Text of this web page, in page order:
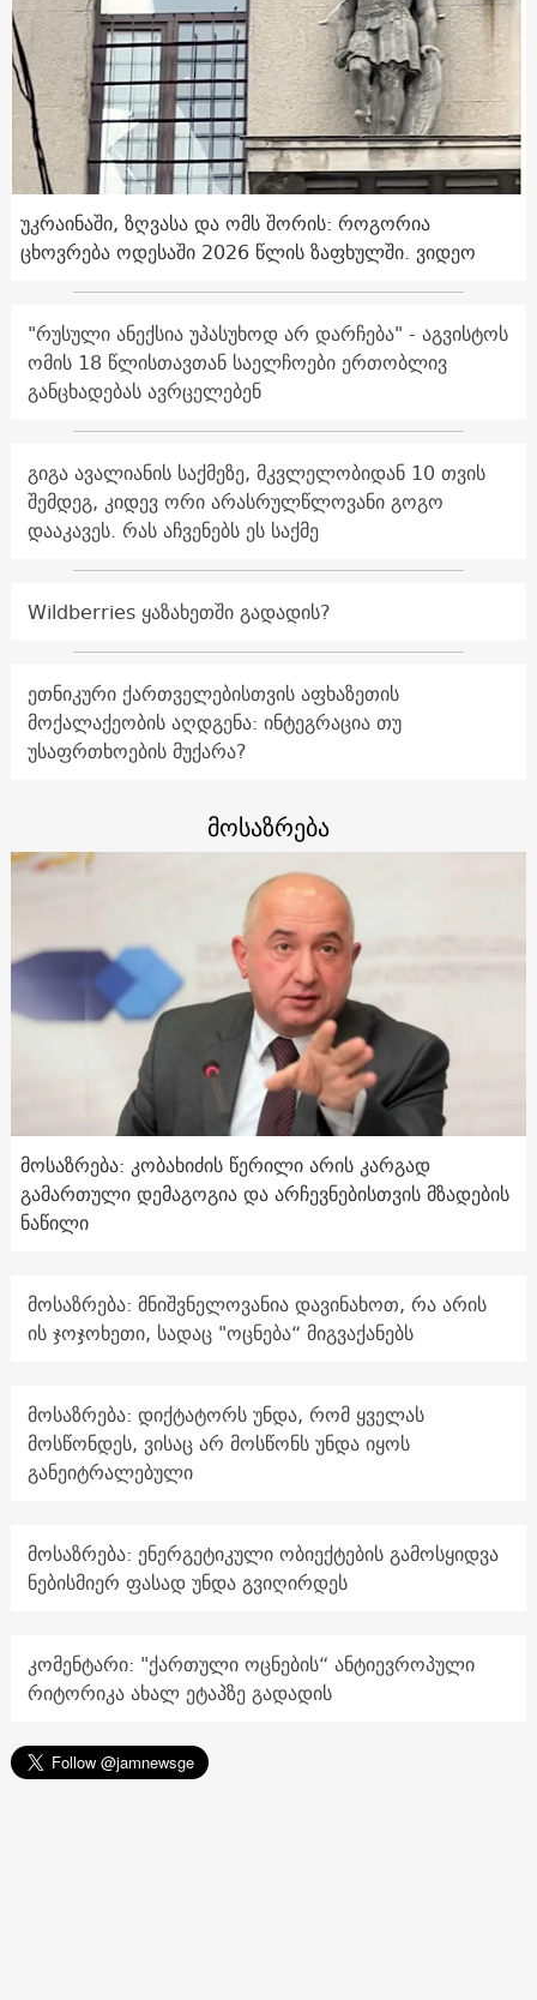
უკრაინაში, ზღვასა და ომს შორის: როგორია
ცხოვრება ოდესაში 2026 წლის ზაფხულში. ვიდეო
"რუსული ანექსია უპასუხოდ არ დარჩება" - აგვისტოს
ომის 18 წლისთავთან საელჩოები ერთობლივ
განცხადებას ავრცელებენ
გიგა ავალიანის საქმეზე, მკვლელობიდან 10 თვის
შემდეგ, კიდევ ორი არასრულწლოვანი გოგო
დააკავეს. რას აჩვენებს ეს საქმე
Wildberries ყაზახეთში გადადის?
ეთნიკური ქართველებისთვის აფხაზეთის
მოქალაქეობის აღდგენა: ინტეგრაცია თუ
უსაფრთხოების მუქარა?
მოსაზრება
მოსაზრება: კობახიძის წერილი არის კარგად
გამართული დემაგოგია და არჩევნებისთვის მზადების
ნაწილი
მოსაზრება: მნიშვნელოვანია დავინახოთ, რა არის
ის ჯოჯოხეთი, სადაც "ოცნება“ მიგვაქანებს
მოსაზრება: დიქტატორს უნდა, რომ ყველას
მოსწონდეს, ვისაც არ მოსწონს უნდა იყოს
განეიტრალებული
მოსაზრება: ენერგეტიკული ობიექტების გამოსყიდვა
ნებისმიერ ფასად უნდა გვიღირდეს
კომენტარი: "ქართული ოცნების“ ანტიევროპული
რიტორიკა ახალ ეტაპზე გადადის